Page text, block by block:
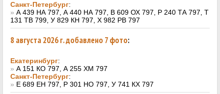
Санкт-Петербург:
» А 439 НА 797, А 440 НА 797, В 609 ОХ 797, Р 240 ТА 797, Т
131 ТВ 799, У 829 КН 797, Х 982 РВ 797
8 августа 2026 г. добавлено 7 фото:
Екатеринбург:
» А 151 КО 797, А 255 ХМ 797
Санкт-Петербург:
» Е 689 ЕН 797, Р 301 НО 797, У 741 КХ 797